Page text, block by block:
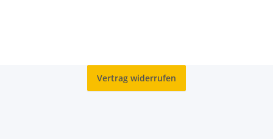
Vertrag widerrufen